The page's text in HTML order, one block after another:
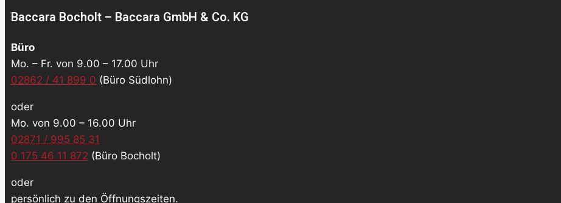
Baccara Bocholt – Baccara GmbH & Co. KG
Büro
Mo. – Fr. von 9.00 – 17.00 Uhr
02862 / 41 899 0 (Büro Südlohn)
oder
Mo. von 9.00 – 16.00 Uhr
02871 / 995 85 31
0 175 46 11 872 (Büro Bocholt)
oder
persönlich zu den Öffnungszeiten.